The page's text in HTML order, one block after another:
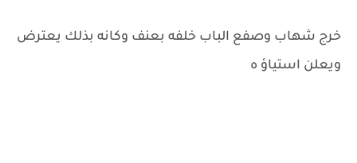
خرج شهاب وصفع الباب خلفه بعنف وكانه بذلك يعترض
ويعلن استياؤ ه